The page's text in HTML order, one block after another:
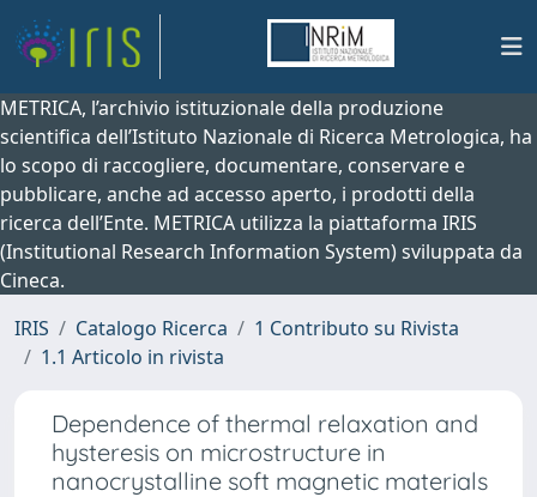
METRICA, l’archivio istituzionale della produzione
scientifica dell’Istituto Nazionale di Ricerca Metrologica, ha
lo scopo di raccogliere, documentare, conservare e
pubblicare, anche ad accesso aperto, i prodotti della
ricerca dell’Ente. METRICA utilizza la piattaforma IRIS
(Institutional Research Information System) sviluppata da
Cineca.
IRIS
Catalogo Ricerca
1 Contributo su Rivista
1.1 Articolo in rivista
Dependence of thermal relaxation and
hysteresis on microstructure in
nanocrystalline soft magnetic materials